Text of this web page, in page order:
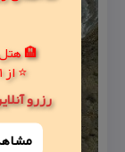
🏨
⭐ از 1 تا 5 ستاره | فولبرد | نزدیک حرم
رزرو